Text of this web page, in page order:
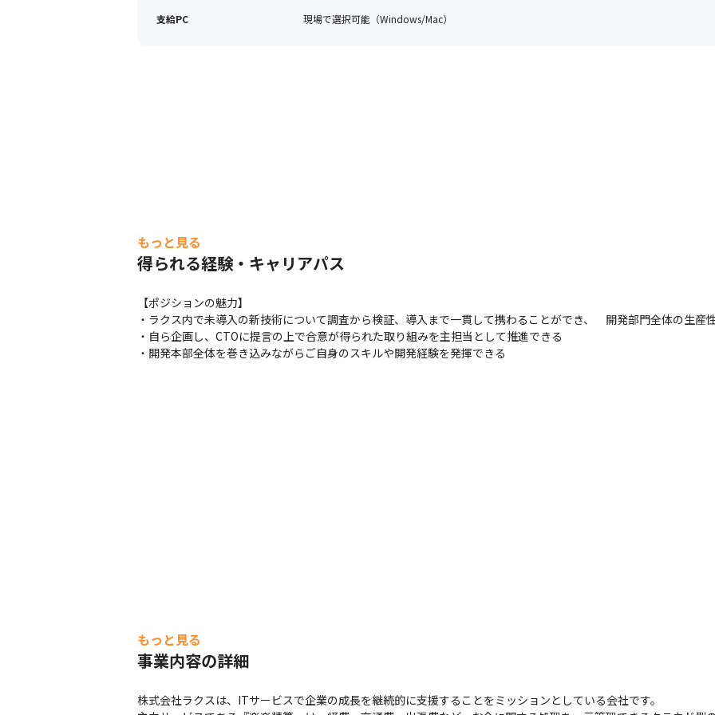
支給PC 現場で選択可能（Windows/Mac）
もっと見る
得られる経験・キャリアパス
【ポジションの魅力】
・ラクス内で未導入の新技術について調査から検証、導入まで一貫して携わることができ、　開発部門全体の生産
・自ら企画し、CTOに提言の上で合意が得られた取り組みを主担当として推進できる
・開発本部全体を巻き込みながらご自身のスキルや開発経験を発揮できる
もっと見る
事業内容の詳細
株式会社ラクスは、ITサービスで企業の成長を継続的に支援することをミッションとしている会社です。